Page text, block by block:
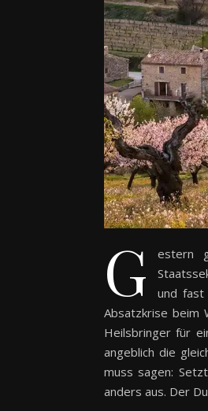
G
estern
und fast
Absatzkrise beim
Heilsbringer für
angeblich die
muss sagen:
anders aus. Der